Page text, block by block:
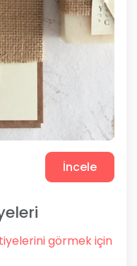
İncele
görmek için